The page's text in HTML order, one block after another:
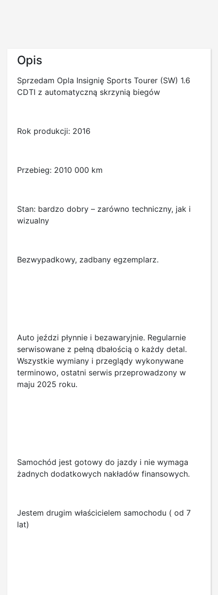
Opis
Sprzedam Opla Insignię Sports Tourer (SW) 1.6
CDTI z automatyczną skrzynią biegów
Rok produkcji: 2016
Przebieg: 2010 000 km
Stan: bardzo dobry – zarówno techniczny, jak i
wizualny
Bezwypadkowy, zadbany egzemplarz.
Auto jeździ płynnie i bezawaryjnie. Regularnie
serwisowane z pełną dbałością o każdy detal.
Wszystkie wymiany i przeglądy wykonywane
terminowo, ostatni serwis przeprowadzony w
maju 2025 roku.
Samochód jest gotowy do jazdy i nie wymaga
żadnych dodatkowych nakładów finansowych.
Jestem drugim właścicielem samochodu ( od 7
lat)